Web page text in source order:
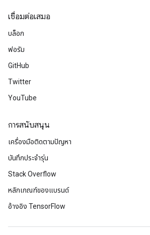
เชื่อมต่อเสมอ
บล็อก
ฟอรัม
GitHub
Twitter
YouTube
การสนับสนุน
เครื่องมือติดตามปัญหา
บันทึกประจำรุ่น
Stack Overflow
หลักเกณฑ์ของแบรนด์
อ้างอิง TensorFlow